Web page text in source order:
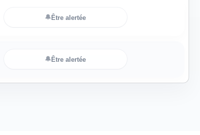
🔔Être alertée
🔔Être alertée